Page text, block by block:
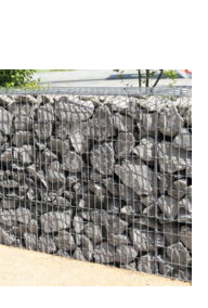
n
u